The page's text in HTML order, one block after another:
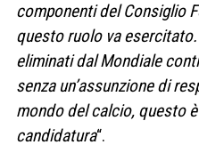
componenti del Consiglio
questo ruolo va
eliminati dal Mondiale
senza un’assunzione di
mondo del calcio, questo
candidatura“.